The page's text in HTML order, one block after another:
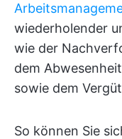
wiederholender
wie der
dem
sowie dem
So können Sie